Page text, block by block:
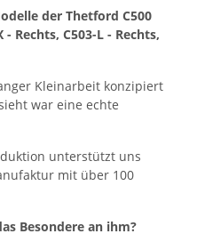
der Thetford C500
- Rechts, C503-L - Rechts,
Kleinarbeit konzipiert
war eine echte
unterstützt uns
mit über 100
Besondere an ihm?